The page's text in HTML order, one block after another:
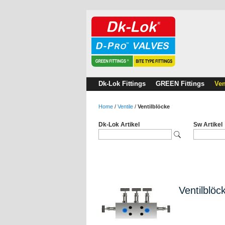
Dk-Lok Fittings GREEN Fittings
Home / Ventile / Ventilblöcke
Dk-Lok Artikel Sw Artikel